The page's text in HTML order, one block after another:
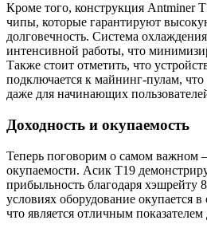
Кроме того, конструкция Antminer
чипы, которые гарантируют
долговечность. Система
интенсивной работы, что
Также стоит отметить, что
подключается к майнинг-пулам,
даже для начинающих
Доходность и окупаемость
Теперь поговорим о самом важном
окупаемости. Асик T19
прибыльность благодаря
условиях оборудование окупается
что является отличным